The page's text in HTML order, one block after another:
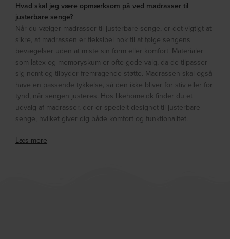
Hvad skal jeg være opmærksom på ved madrasser til
justerbare senge?
Når du vælger madrasser til justerbare senge, er det vigtigt at
sikre, at madrassen er fleksibel nok til at følge sengens
bevægelser uden at miste sin form eller komfort. Materialer
som latex og memoryskum er ofte gode valg, da de tilpasser
sig nemt og tilbyder fremragende støtte. Madrassen skal også
have en passende tykkelse, så den ikke bliver for stiv eller for
tynd, når sengen justeres. Hos likehome.dk finder du et
udvalg af madrasser, der er specielt designet til justerbare
senge, hvilket giver dig både komfort og funktionalitet.
Læs mere